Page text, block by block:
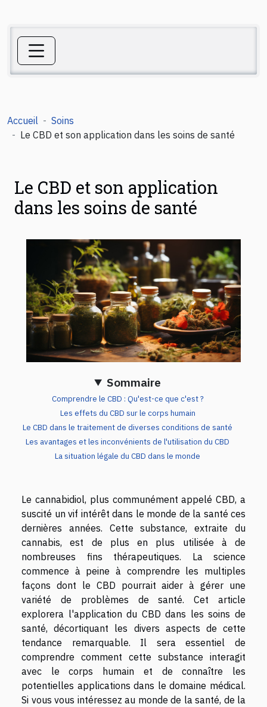
Accueil
Soins
Le CBD et son application dans les soins de santé
Le CBD et son application
dans les soins de santé
Sommaire
Comprendre le CBD : Qu'est-ce que c'est ?
Les effets du CBD sur le corps humain
Le CBD dans le traitement de diverses conditions de santé
Les avantages et les inconvénients de l'utilisation du CBD
La situation légale du CBD dans le monde
Le cannabidiol, plus communément appelé CBD, a
suscité un vif intérêt dans le monde de la santé ces
dernières années. Cette substance, extraite du
cannabis, est de plus en plus utilisée à de
nombreuses fins thérapeutiques. La science
commence à peine à comprendre les multiples
façons dont le CBD pourrait aider à gérer une
variété de problèmes de santé. Cet article
explorera l'application du CBD dans les soins de
santé, décortiquant les divers aspects de cette
tendance remarquable. Il sera essentiel de
comprendre comment cette substance interagit
avec le corps humain et de connaître les
potentielles applications dans le domaine médical.
Si vous vous intéressez au monde de la santé, de la